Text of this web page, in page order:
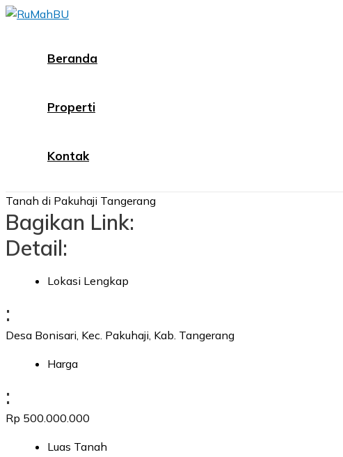
Skip
Beranda
Properti
Kontak
Tanah di Pakuhaji Tangerang
Bagikan Link:
Detail:
Lokasi Lengkap
:
Desa Bonisari, Kec. Pakuhaji, Kab. Tangerang
Harga
:
Rp 500.000.000
Luas Tanah